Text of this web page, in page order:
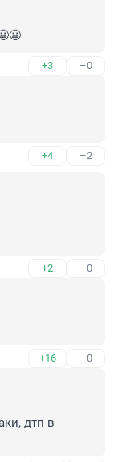
+3 –0
+4 –2
+2 –0
+16 –0
дтп в